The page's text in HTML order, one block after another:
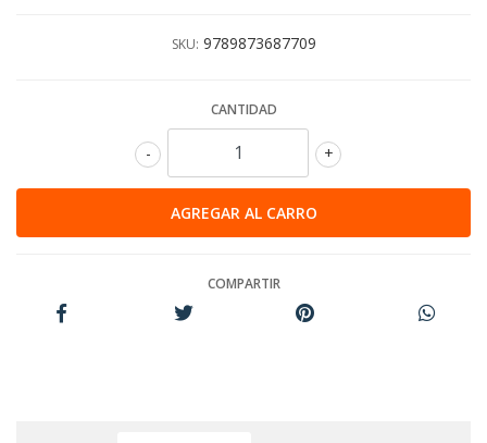
SKU: 9789873687709
CANTIDAD
+
-
COMPARTIR